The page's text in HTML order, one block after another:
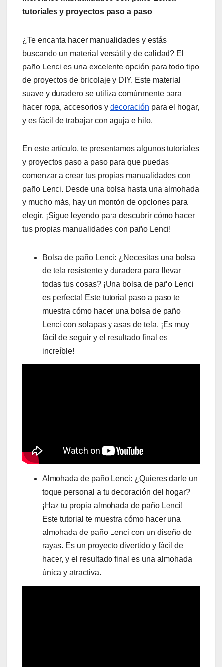
tutoriales y proyectos paso a paso
¿Te encanta hacer manualidades y estás
buscando un material versátil y de calidad? El
paño Lenci es una excelente opción para todo tipo
de proyectos de bricolaje y DIY. Este material
suave y duradero se utiliza comúnmente para
hacer ropa, accesorios y decoración para el hogar,
y es fácil de trabajar con aguja e hilo.
En este artículo, te presentamos algunos tutoriales
y proyectos paso a paso para que puedas
comenzar a crear tus propias manualidades con
paño Lenci. Desde una bolsa hasta una almohada
y mucho más, hay un montón de opciones para
elegir. ¡Sigue leyendo para descubrir cómo hacer
tus propias manualidades con paño Lenci!
Bolsa de paño Lenci: ¿Necesitas una bolsa
de tela resistente y duradera para llevar
todas tus cosas? ¡Una bolsa de paño Lenci
es perfecta! Este tutorial paso a paso te
muestra cómo hacer una bolsa de paño
Lenci con solapas y asas de tela. ¡Es muy
fácil de seguir y el resultado final es
increíble!
Almohada de paño Lenci: ¿Quieres darle un
toque personal a tu decoración del hogar?
¡Haz tu propia almohada de paño Lenci!
Este tutorial te muestra cómo hacer una
almohada de paño Lenci con un diseño de
rayas. Es un proyecto divertido y fácil de
hacer, y el resultado final es una almohada
única y atractiva.